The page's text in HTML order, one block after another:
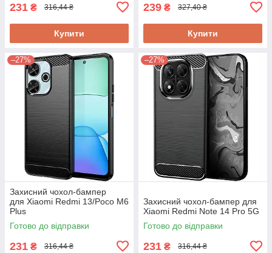
231 ₴ 316,44 ₴
Купити
239 ₴ 327,40 ₴
Купити
–27%
Захисний чохол-бампер
для Xiaomi Redmi 13/Poco M6
Plus
Готово до відправки
231 ₴ 316,44 ₴
–27%
Захисний чохол-бампер для
Xiaomi Redmi Note 14 Pro 5G
Готово до відправки
231 ₴ 316,44 ₴